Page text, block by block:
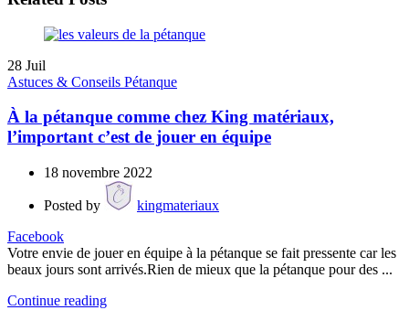
28 Juil
Astuces & Conseils Pétanque
À la pétanque comme chez King matériaux,
l’important c’est de jouer en équipe
18 novembre 2022
Posted by
kingmateriaux
Facebook
Votre envie de jouer en équipe à la pétanque se fait pressente car les
beaux jours sont arrivés.Rien de mieux que la pétanque pour des ...
Continue reading